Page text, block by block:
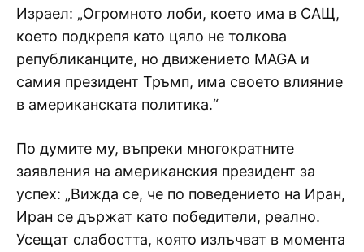
Израел: „Огромното лоби, което има в САЩ,
което подкрепя като цяло не толкова
републиканците, но движението MAGA и
самия президент Тръмп, има своето влияние
в американската политика.“
По думите му, въпреки многократните
заявления на американския президент за
успех: „Вижда се, че по поведението на Иран,
Иран се държат като победители, реално.
Усещат слабостта, която излъчват в момента